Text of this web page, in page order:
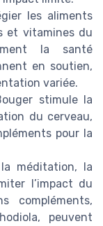
les aliments
et vitamines du
la santé
en soutien,
variée.
stimule la
du cerveau,
pour la
méditation, la
l’impact du
compléments,
peuvent